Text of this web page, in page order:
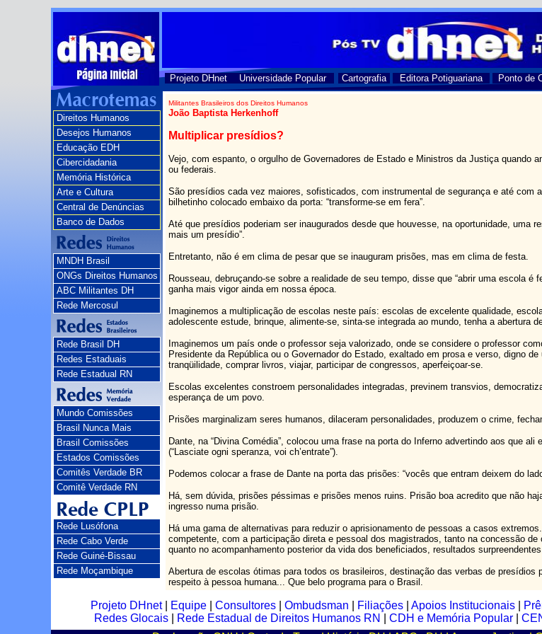
Projeto DHnet Universidade Popular Cartografia Editora Potiguariana Ponto de
Direitos Humanos
Desejos Humanos
Educação EDH
Cibercidadania
Memória Histórica
Arte e Cultura
Central de Denúncias
Banco de Dados
MNDH Brasil
ONGs Direitos Humanos
ABC Militantes DH
Rede Mercosul
Rede Brasil DH
Redes Estaduais
Rede Estadual RN
Mundo Comissões
Brasil Nunca Mais
Brasil Comissões
Estados Comissões
Comitês Verdade BR
Comitê Verdade RN
Rede Lusófona
Rede Cabo Verde
Rede Guiné-Bissau
Rede Moçambique
Militantes Brasileiros dos Direitos Humanos
João Baptista Herkenhoff
Multiplicar presídios?
Vejo, com espanto, o orgulho de Governadores de Estado e Ministros da Justiça quando
ou federais.
São presídios cada vez maiores, sofisticados, com instrumental de segurança e até com
bilhetinho colocado embaixo da porta: “transforme-se em fera”.
Até que presídios poderiam ser inaugurados desde que houvesse, na oportunidade, uma
mais um presídio”.
Entretanto, não é em clima de pesar que se inauguram prisões, mas em clima de festa.
Rousseau, debruçando-se sobre a realidade de seu tempo, disse que “abrir uma escola é
ganha mais vigor ainda em nossa época.
Imaginemos a multiplicação de escolas neste país: escolas de excelente qualidade,
adolescente estude, brinque, alimente-se, sinta-se integrada ao mundo, tenha a abertura
Imaginemos um país onde o professor seja valorizado, onde se considere o professor
Presidente da República ou o Governador do Estado, exaltado em prosa e verso, digno
tranqüilidade, comprar livros, viajar, participar de congressos, aperfeiçoar-se.
Escolas excelentes constroem personalidades integradas, previnem transvios,
esperança de um povo.
Prisões marginalizam seres humanos, dilaceram personalidades, produzem o crime,
Dante, na “Divina Comédia”, colocou uma frase na porta do Inferno advertindo aos que
(“Lasciate ogni speranza, voi ch’entrate”).
Podemos colocar a frase de Dante na porta das prisões: “vocês que entram deixem do
Há, sem dúvida, prisões péssimas e prisões menos ruins. Prisão boa acredito que não
ingresso numa prisão.
Há uma gama de alternativas para reduzir o aprisionamento de pessoas a casos
competente, com a participação direta e pessoal dos magistrados, tanto na concessão
quanto no acompanhamento posterior da vida dos beneficiados, resultados
Abertura de escolas ótimas para todos os brasileiros, destinação das verbas de presídios
respeito à pessoa humana... Que belo programa para o Brasil.
Projeto DHnet| Equipe| Consultores| Ombudsman Filiações| Apoios Institucionais|
Redes Glocais| Rede Estadual de Direitos Humanos RN CDH e Memória Popular|